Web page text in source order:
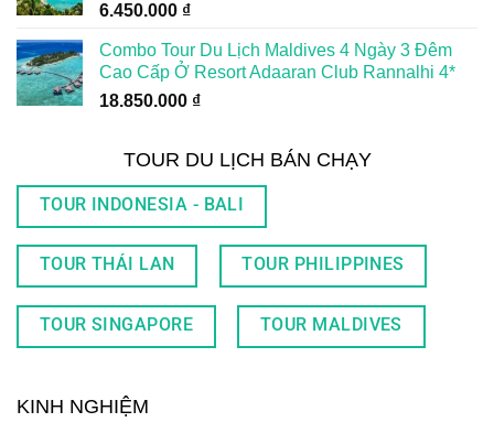
6.450.000 ₫
Combo Tour Du Lịch Maldives 4 Ngày 3 Đêm
Cao Cấp Ở Resort Adaaran Club Rannalhi 4*
18.850.000 ₫
TOUR DU LỊCH BÁN CHẠY
TOUR INDONESIA - BALI
TOUR THÁI LAN TOUR PHILIPPINES
TOUR SINGAPORE TOUR MALDIVES
KINH NGHIỆM